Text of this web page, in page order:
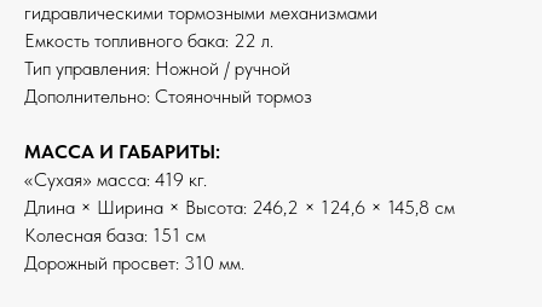
гидравлическими тормозными механизмами
Емкость топливного бака: 22 л.
Тип управления: Ножной / ручной
Дополнительно: Стояночный тормоз
МАССА И ГАБАРИТЫ:
«Сухая» масса: 419 кг.
Длина × Ширина × Высота: 246,2 × 124,6 × 145,8 см
Колесная база: 151 см
Дорожный просвет: 310 мм.